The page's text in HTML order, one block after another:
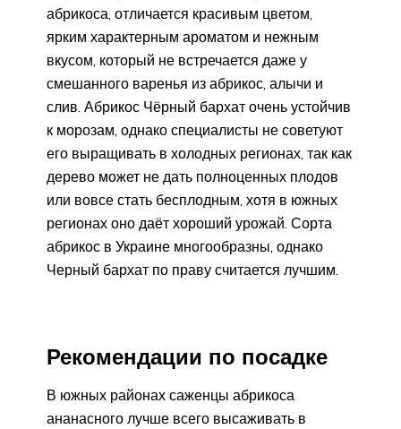
абрикоса, отличается красивым цветом,
ярким характерным ароматом и нежным
вкусом, который не встречается даже у
смешанного варенья из абрикос, алычи и
слив. Абрикос Чёрный бархат очень устойчив
к морозам, однако специалисты не советуют
его выращивать в холодных регионах, так как
дерево может не дать полноценных плодов
или вовсе стать бесплодным, хотя в южных
регионах оно даёт хороший урожай. Сорта
абрикос в Украине многообразны, однако
Черный бархат по праву считается лучшим.
Рекомендации по посадке
В южных районах саженцы абрикоса
ананасного лучше всего высаживать в